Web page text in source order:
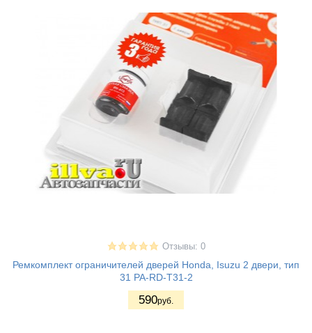
Отзывы: 0
Ремкомплект ограничителей дверей Honda, Isuzu 2 двери, тип
31 PA-RD-T31-2
590руб.